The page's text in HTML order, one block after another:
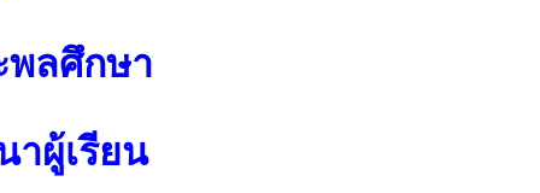
ลศึกษา
ผู้เรียน